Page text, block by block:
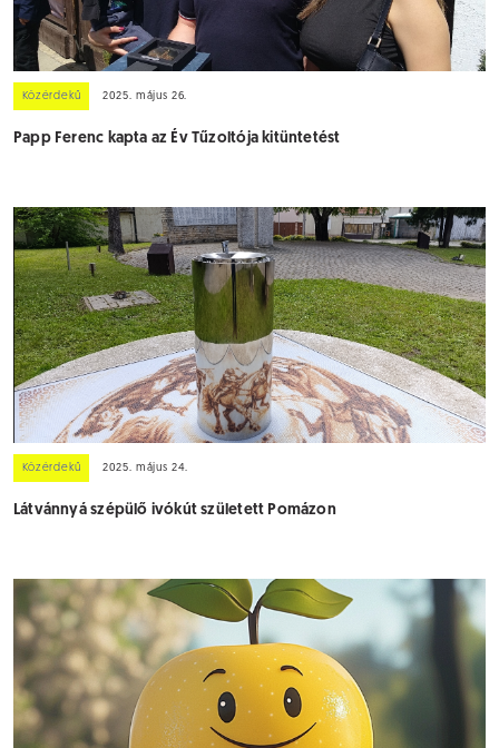
Közérdekű 2025. május 26.
Papp Ferenc kapta az Év Tűzoltója kitüntetést
Közérdekű 2025. május 24.
Látvánnyá szépülő ivókút született Pomázon